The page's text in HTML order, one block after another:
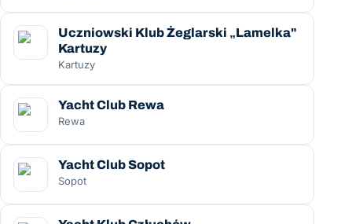
Uczniowski Klub Żeglarski „Lamelka"
Kartuzy
Kartuzy
Yacht Club Rewa
Rewa
Yacht Club Sopot
Sopot